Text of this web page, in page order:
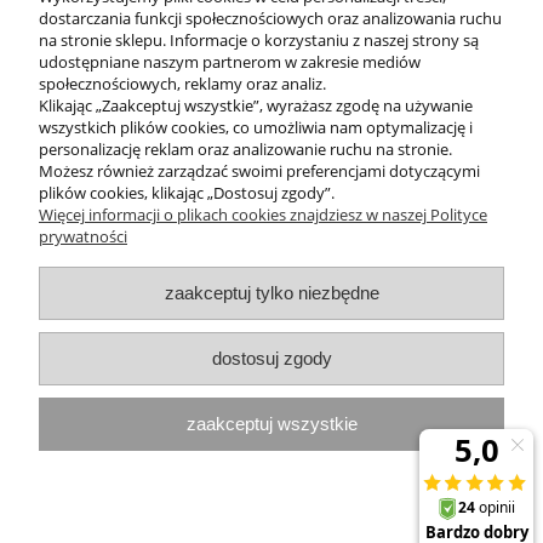
wyjątkowo przypadł mi do gustu. Używam go wieczorem w
dyfuzorze, najczęściej podczas czytania książki lub odpoczynku
POMOC
INFORMACJE
ZAKUPY
MOJE KONTO
PROGRAMY PROMOCYJNE
InterPromo MARTA POPIELA-MOLEK NIP: 7341300379
dostarczania funkcji społecznościowych oraz analizowania ruchu
na stronie sklepu. Informacje o korzystaniu z naszej strony są
udostępniane naszym partnerom w zakresie mediów
społecznościowych, reklamy oraz analiz.
Klikając „Zaakceptuj wszystkie”, wyrażasz zgodę na używanie
wszystkich plików cookies, co umożliwia nam optymalizację i
personalizację reklam oraz analizowanie ruchu na stronie.
Możesz również zarządzać swoimi preferencjami dotyczącymi
plików cookies, klikając „Dostosuj zgody”.
Więcej informacji o plikach cookies znajdziesz w naszej Polityce
prywatności
zaakceptuj tylko niezbędne
dostosuj zgody
zaakceptuj wszystkie